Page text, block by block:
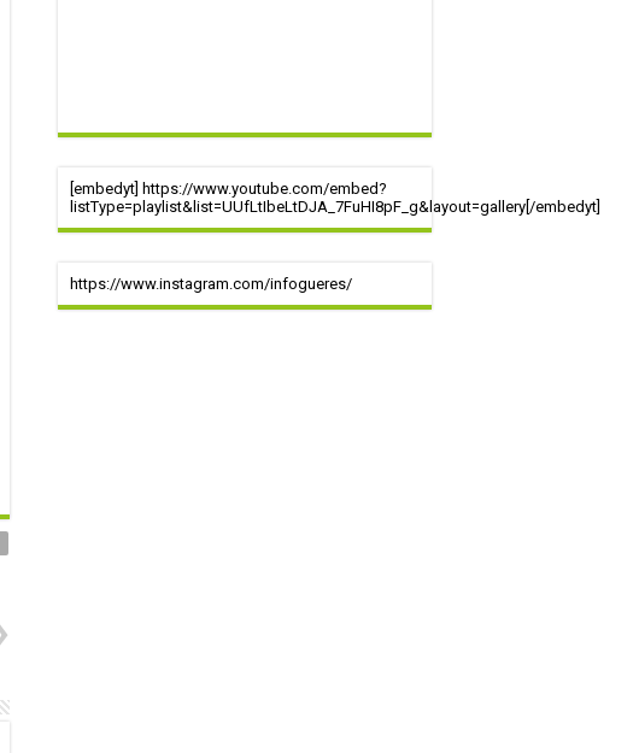
[embedyt] https://www.youtube.com/embed?
listType=playlist&list=UUfLtIbeLtDJA_7FuHI8pF_g&layout=gallery[/embedyt]
https://www.instagram.com/infogueres/